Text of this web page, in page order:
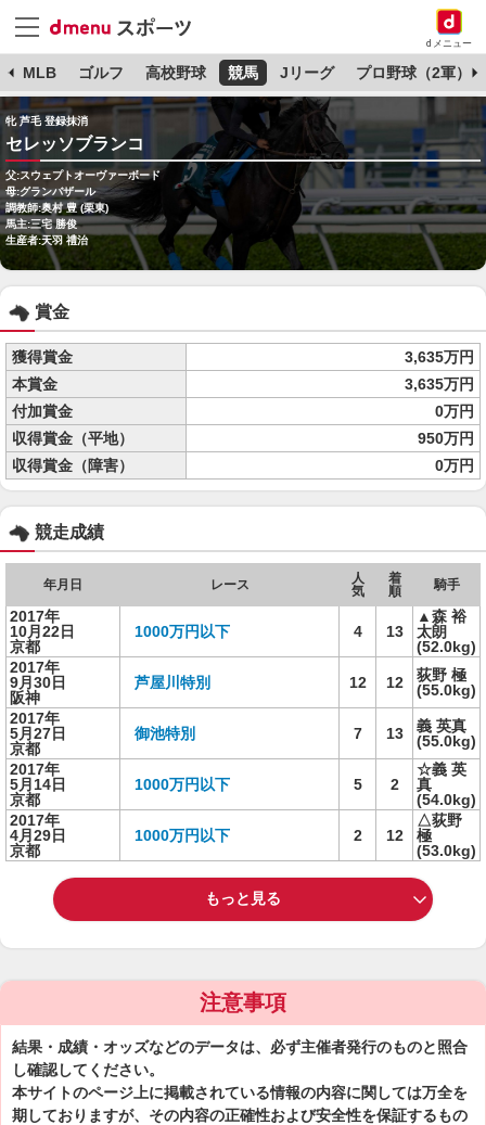
dメニュー
MLB ゴルフ 高校野球 競馬 Jリーグ プロ野球（2軍）
牝 芦毛 登録抹消
セレッソブランコ
父:スウェプトオーヴァーボード
母:グランバザール
調教師:奥村 豊 (栗東)
馬主:三宅 勝俊
生産者:天羽 禮治
賞金
獲得賞金
3,635万円
本賞金
3,635万円
付加賞金
0万円
収得賞金（平地）
950万円
収得賞金（障害）
0万円
競走成績
年月日 レース
人
気
着
順
騎手
2017年
10月22日
京都
1000万円以下 4 13
▲森 裕
太朗
(52.0kg)
2017年
9月30日
阪神
芦屋川特別 12 12
荻野 極
(55.0kg)
2017年
5月27日
京都
御池特別 7 13
義 英真
(55.0kg)
2017年
5月14日
京都
1000万円以下 5 2
☆義 英
真
(54.0kg)
2017年
4月29日
京都
1000万円以下 2 12
△荻野
極
(53.0kg)
もっと見る
注意事項
結果・成績・オッズなどのデータは、必ず主催者発行のものと照合
し確認してください。
本サイトのページ上に掲載されている情報の内容に関しては万全を
期しておりますが、その内容の正確性および安全性を保証するもの